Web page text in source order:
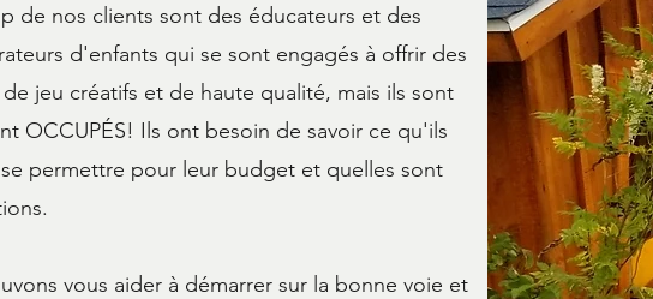
de nos clients sont des éducateurs et des
d'enfants qui se sont engagés à offrir des
jeu créatifs et de haute qualité, mais ils sont
OCCUPÉS! Ils ont besoin de savoir ce qu'ils
permettre pour leur budget et quelles sont
vous aider à démarrer sur la bonne voie et